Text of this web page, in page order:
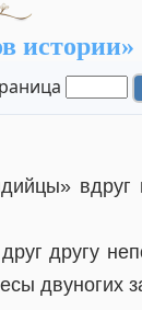
истории»
другу
двуногих